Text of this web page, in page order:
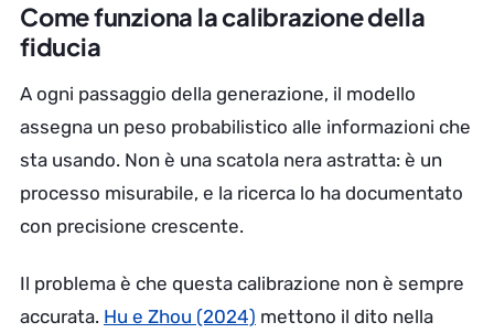
Come funziona la calibrazione della
fiducia
A ogni passaggio della generazione, il modello
assegna un peso probabilistico alle informazioni che
sta usando. Non è una scatola nera astratta: è un
processo misurabile, e la ricerca lo ha documentato
con precisione crescente.
Il problema è che questa calibrazione non è sempre
accurata. Hu e Zhou (2024) mettono il dito nella